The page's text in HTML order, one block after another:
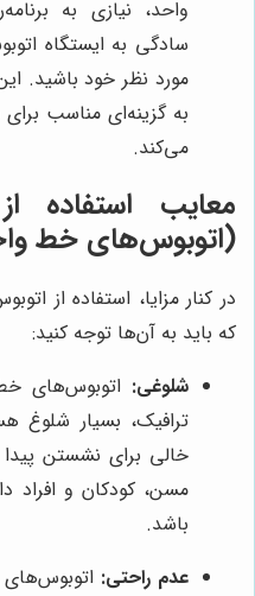
واحد، نیازی به
سادگی به ایستگاه
مورد نظر خود باشید.
به گزینه‌ای مناسب
می‌کند.
معایب استفاده
(اتوبوس‌های خط
در کنار مزایا، استفاده از
که باید به آن‌ها توجه کنید:
شلوغی: اتوبوس‌های
ترافیک، بسیار شلوغ
خالی برای نشستن پیدا
مسن، کودکان و افراد
باشد.
عدم راحتی: